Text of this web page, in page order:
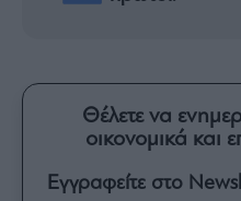
Θέλετε να
οικονομικά και
Εγγραφείτε στο